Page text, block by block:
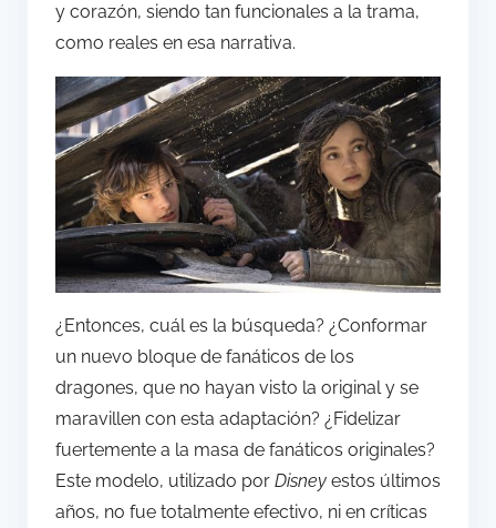
y corazón, siendo tan funcionales a la trama,
como reales en esa narrativa.
¿Entonces, cuál es la búsqueda? ¿Conformar
un nuevo bloque de fanáticos de los
dragones, que no hayan visto la original y se
maravillen con esta adaptación? ¿Fidelizar
fuertemente a la masa de fanáticos originales?
Este modelo, utilizado por Disney estos últimos
años, no fue totalmente efectivo, ni en críticas